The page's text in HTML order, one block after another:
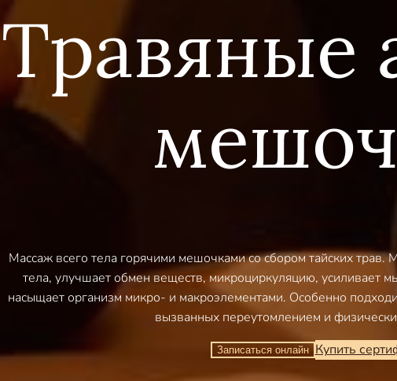
Травяные
Массаж всего тела горячими мешочками со сбором тайских
тела, улучшает обмен веществ, микроциркуляцию, усиливает
насыщает организм микро- и макроэлементами. Особенно
вызванных переутомлением и
Записаться онлайн Купить